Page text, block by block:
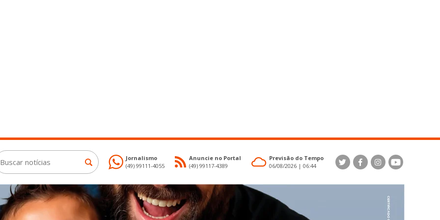
Jornalismo
(49) 99111-4055
Anuncie no Portal
(49) 99117-4389
Previsão do Tempo
06/08/2026 | 06:44